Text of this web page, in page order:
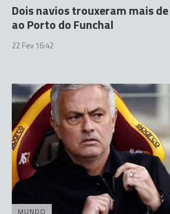
Dois navios trouxeram mais
ao Porto do Funchal
22 Fev 16:42
MUNDO